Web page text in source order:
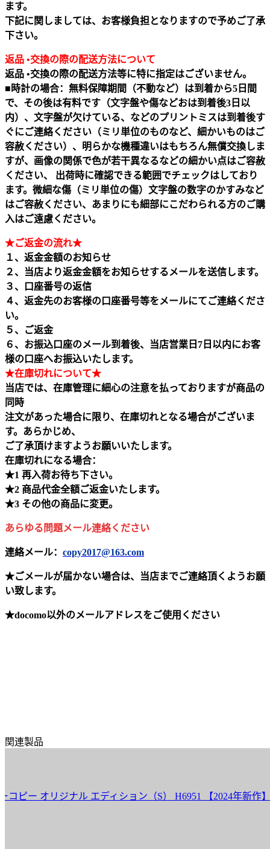
ます。
下記に関しましては、お客様負担となりますので予めご了承
下さい。
返品 •交換の際の配送方法について
返品 •交換の際の配送方法等に特に指定はございません。
■時計の場合：無料保障期間（不動など）は到着から5日間
で、その後は有料です（文字盤や傷などおは到着後3日以
内）、文字盤が欠けている、などのプリントミスは到着後す
ぐにご連絡ください（ミリ単位のものなど、細かいものはご
容赦ください）、明らかな機種違いはもちろん無償交換しま
すが、画像の関係で色が若干異なるなどの細かい点はご容赦
ください、 出荷時に確認できる範囲でチェックはしており
ます。微細な傷（ミリ単位の傷）文字盤の数字のかすみなど
はご容赦ください、あまりにも細部にこだわられる方のご購
入はご遠慮ください。
★ご返金の流れ★
１、返金金額のお知らせ
２、当店より返金金額をお知らせするメールを送信します。
３、口座番号の返信
４、返金先のお客様の口座番号等をメールにてご連絡くださ
い。
５、ご返金
６、お振込口座のメール到着後、当店営業日7日以内にお客
様の口座へお振込いたします。
★在庫切れについて★
当店では、在庫管理に細心の注意を払っておりますが商品の
同時
注文があった場合に限り、在庫切れとなる場合がございま
す。あらかじめ、
ご了承頂けますようお願いいたします。
在庫切れになる場合：
★1 再入荷お待ち下さい。
★2 商品代金全額ご返金いたします。
★3 その他の商品に変更。
あらゆる問題メール連絡ください
連絡メール： copy2017@163.com
★ごメールが届かない場合は、当店までご連絡頂くようお願
い致します。
★docomo以外のメールアドレスをご使用ください
関連製品
ー オリジナル エディション（S） H6951 【2024年新作】シ